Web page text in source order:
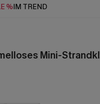
%IM TREND
Mini-